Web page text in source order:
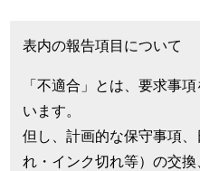
表内の報告項目について
「不適合」とは、要求事
います。
但し、計画的な保守事項
れ・インク切れ等）の交